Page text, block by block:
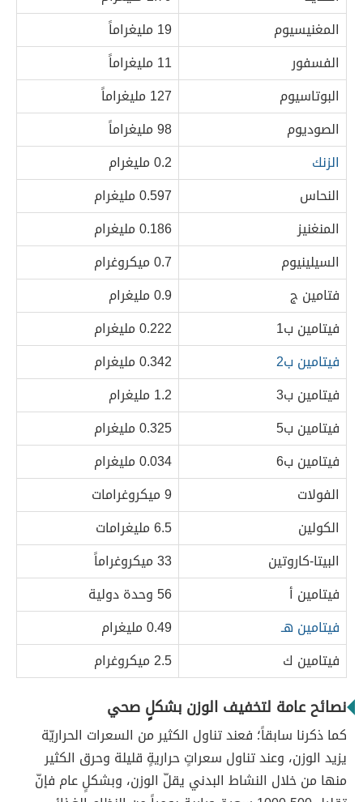
المغنيسيوم
19 مليغراماً
الفسفور
11 مليغراماً
البوتاسيوم
127 مليغراماً
الصوديوم
98 مليغراماً
الزنك
0.2 مليغرام
النحاس
0.597 مليغرام
المنغنيز
0.186 مليغرام
السيلينيوم
0.7 ميكروغرام
فتامين ج
0.9 مليغرام
فيتامين ب1
0.222 مليغرام
فيتامين ب2
0.342 مليغرام
فيتامين ب3
1.2 مليغرام
فيتامين ب5
0.325 مليغرام
فيتامين ب6
0.034 مليغرام
الفولات
9 ميكروغرامات
الكولين
6.5 مليغرامات
البيتا-كاروتين
33 ميكروغراماً
فيتامين أ
56 وحدة دولية
فيتامين هـ
0.49 مليغرام
فيتامين ك
2.5 ميكروغرام
نصائح عامة لتخفيف الوزن بشكلٍ صحي
كما ذكرنا سابقاً؛ فعند تناول الكثير من السعرات الحراريّة
يزيد الوزن، وعند تناول سعراتٍ حراريةٍ قليلة وحرق الكثير
منها من خلال النشاط البدني يقلّ الوزن، وبشكلٍ عام فإنّ